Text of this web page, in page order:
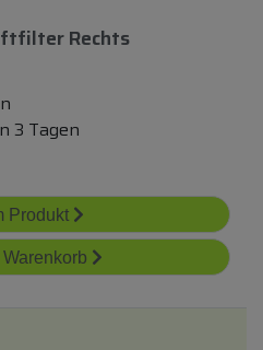
Rechts
3 Tagen
Produkt
Warenkorb